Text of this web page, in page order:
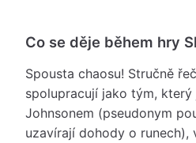
Co se děje během hry
Spousta chaosu! Stručně
spolupracují jako tým, který
Johnsonem (pseudonym
uzavírají dohody o runech),